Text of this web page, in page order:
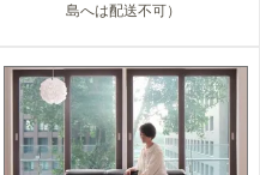
島へは配送不可）